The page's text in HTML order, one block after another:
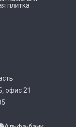
плитка
офис 21